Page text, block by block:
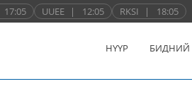
17:05 UUEE | 12:05 RKSI | 18:05
НҮҮР БИДНИЙ